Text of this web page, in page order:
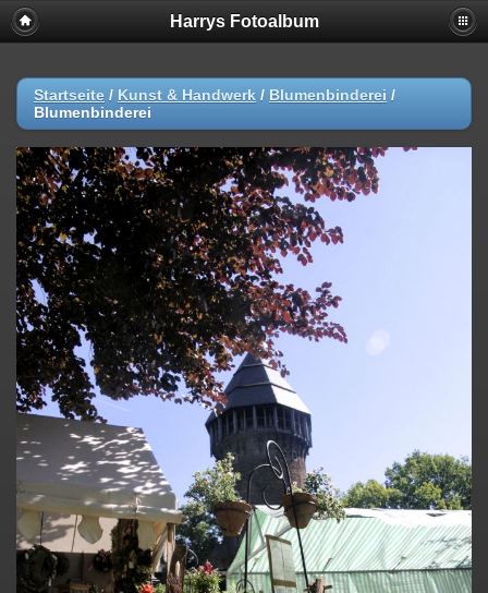
Harrys Fotoalbum
Startseite / Kunst & Handwerk / Blumenbinderei /
Blumenbinderei